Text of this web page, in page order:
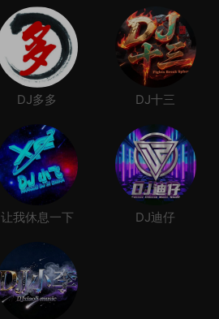
DJ多多 DJ十三
让我休息一下 DJ迪仔